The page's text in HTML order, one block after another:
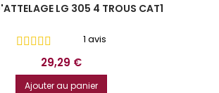
LG 305 4 TROUS CAT1
1 avis
Prix
29,29 €
Ajouter au panier